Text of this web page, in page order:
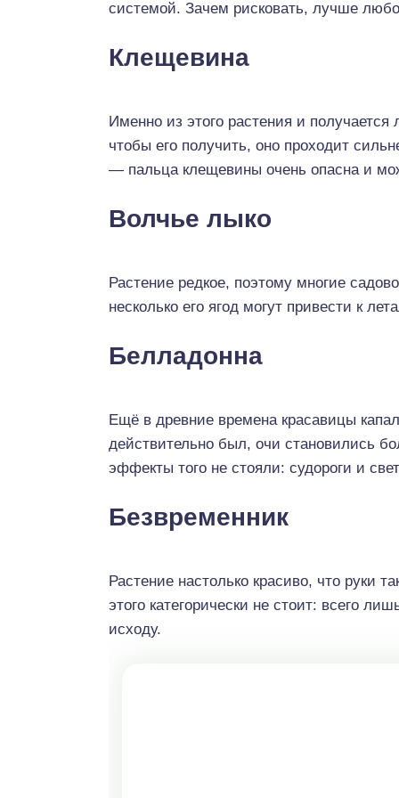
системой. Зачем рисковать, лучше
Клещевина
Именно из этого растения и
чтобы его получить, оно проходит
— пальца клещевины очень опасна и
Волчье лыко
Растение редкое, поэтому многие
несколько его ягод могут привести к
Белладонна
Ещё в древние времена красавицы
действительно был, очи становились
эффекты того не стояли: судороги и
Безвременник
Растение настолько красиво, что руки
этого категорически не стоит: всего
исходу.